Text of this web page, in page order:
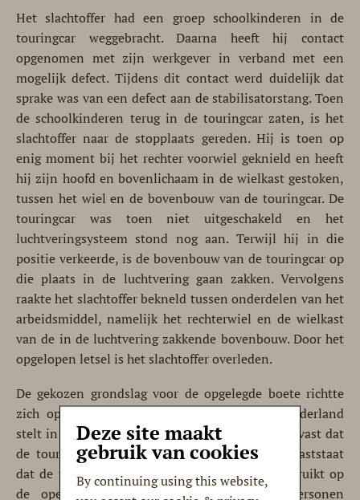
Het slachtoffer had een groep schoolkinderen in de
touringcar weggebracht. Daarna heeft hij contact
opgenomen met zijn werkgever in verband met een
mogelijk defect. Tijdens dit contact werd duidelijk dat
sprake was van een defect aan de stabilisatorstang. Toen
de schoolkinderen terug in de touringcar zaten, is het
slachtoffer naar de stopplaats gereden. Hij is toen op
enig moment bij het rechter voorwiel geknield en heeft
hij zijn hoofd en bovenlichaam in de wielkast gestoken,
tussen het wiel en de bovenbouw van de touringcar. De
touringcar was toen niet uitgeschakeld en het
luchtveringsysteem stond nog aan. Terwijl hij in die
positie verkeerde, is de bovenbouw van de touringcar op
die plaats in de luchtvering gaan zakken. Vervolgens
raakte het slachtoffer bekneld tussen onderdelen van het
arbeidsmiddel, namelijk het rechterwiel en de wielkast
van de in de luchtvering zakkende bovenbouw. Door het
opgelopen letsel is het slachtoffer overleden.
De gekozen grondslag voor de opgelegde boete richtte
zich op een ‘arbeidsmiddel’. De rechtbank Gelderland
stelt in deuitspraakvan 10 februari 2025 echter vast dat
de touringcar als ‘arbeidsplaats’ kwalificeert. Vaststaat
dat de touringcar door het slachtoffer werd gebruikt op
de openbare weg voor het vervoer van personen
Deze site maakt
gebruik van cookies
By continuing using this website,